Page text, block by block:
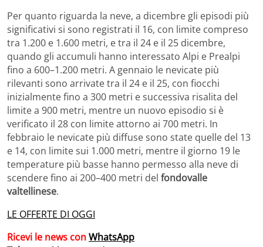
Per quanto riguarda la neve, a dicembre gli episodi più
significativi si sono registrati il 16, con limite compreso
tra 1.200 e 1.600 metri, e tra il 24 e il 25 dicembre,
quando gli accumuli hanno interessato Alpi e Prealpi
fino a 600–1.200 metri. A gennaio le nevicate più
rilevanti sono arrivate tra il 24 e il 25, con fiocchi
inizialmente fino a 300 metri e successiva risalita del
limite a 900 metri, mentre un nuovo episodio si è
verificato il 28 con limite attorno ai 700 metri. In
febbraio le nevicate più diffuse sono state quelle del 13
e 14, con limite sui 1.000 metri, mentre il giorno 19 le
temperature più basse hanno permesso alla neve di
scendere fino ai 200–400 metri del fondovalle
valtellinese.
LE OFFERTE DI OGGI
Ricevi le news conWhatsApp